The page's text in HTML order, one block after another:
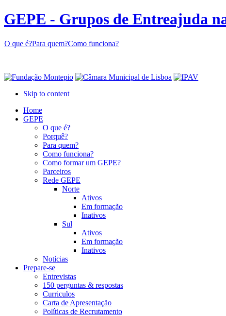
GEPE - Grupos de Entreajuda
O que é?Para quem?Como funciona?
Skip to content
Home
GEPE
O que é?
Porquê?
Para quem?
Como funciona?
Como formar um GEPE?
Parceiros
Rede GEPE
Norte
Ativos
Em formação
Inativos
Sul
Ativos
Em formação
Inativos
Notícias
Prepare-se
Entrevistas
150 perguntas & respostas
Curriculos
Carta de Apresentação
Políticas de Recrutamento